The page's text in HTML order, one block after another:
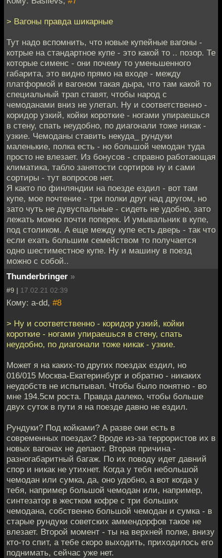
> Вагоны правда шикарные
Тут надо вспомнить, что новые купейные вагоны -
котрые на стандартное купе - это какой то .. позор. Те
которые сименс - они почему то уменьшенного
габарита, это видно прямо на входе - между
платформой и вагоном такая дыра, что там какой то
специальный трап ставят, чтобы народ с
чемоданами вниз не улетал. Ну и соответственно -
коридор узкий, койки короткие - ногами упираешься
в стену, спать неудобно, по диагонали тоже никак -
узкие. Чемоданы ставить некуда_ рундуки
маленькие, полка есть - но большой чемодан туда
просто не влезает. Из бонусов - справно работающая
климатика, табло занятости сортиров ну и сами
сортиры - тут вопросов нет.
Я както по финляндии на поезде ездил - вот там
купе, мое почтение - три полки друг над другом, но
зато чуть не дувуспальные - сидеть не удобно, зато
лежать можно почти поперек. И умывальник в купе,
под столиком. А еще между купе есть дверь - так что
если ехать большим семейством то получается
одно шестиместное купе. Ну и машину в поезд
можно с собой..
Thunderbringer »
#9 | 17.02.21 02:39
Кому: a-dd, #8
> Ну и соответственно - коридор узкий, койки
короткие - ногами упираешься в стену, спать
неудобно, по диагонали тоже никак - узкие.
Может я на каких-то других поездах ездил, но
016/015 Москва-Екатеринбург и обратно - никаких
неудобств не испытывал. Чтобы было понятно - во
мне 194.5см роста. Правда далеко, чтобы больше
двух суток в пути я на поезде давно не ездил.
Рундуки? Под койками? А разве они есть в
современных поездах? Вроде из-за террористов их в
новых вагонах не делают. Вторая причина -
разногабаритный багаж. По их поводу идет давний
спор и никак не утихнет. Когда у тебя небольшой
чемодан или сумка, да, оно удобно, а вот когда у
тебя, например большой чемодан или, например,
синтезатор в жестком кофре с три больших
чемодана, собственно большой чемодан и сумка - в
старые рундуки советских аммендорфов такое не
влезает. Второй момент - ты на верхней полке, внизу
кто-то спит, а тебе скоро выходить, приходилось его
поднимать, сейчас уже нет.